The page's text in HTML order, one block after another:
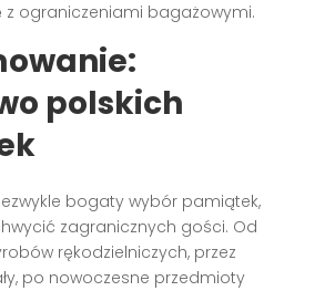
z ograniczeniami bagażowymi.
polskich
bogaty wybór pamiątek,
zagranicznych gości. Od
rękodzielniczych, przez
po nowoczesne przedmioty